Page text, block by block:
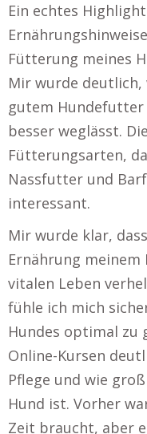
Ein echtes
Fütterung meines
Mir wurde
gutem Hundefutter
besser weglässt.
Fütterungsarten,
Nassfutter und
interessant.
Mir wurde klar,
Ernährung meinem
vitalen Leben
fühle ich mich
Hundes optimal zu
Online-Kursen
Pflege und wie
Hund ist. Vorher
Zeit braucht, aber